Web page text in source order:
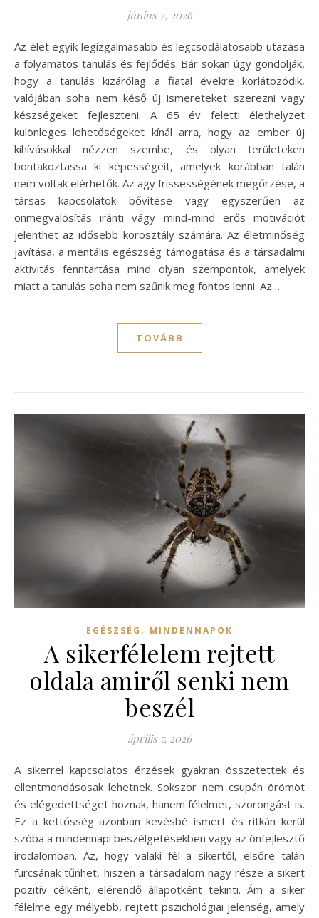
június 2, 2026
Az élet egyik legizgalmasabb és legcsodálatosabb utazása
a folyamatos tanulás és fejlődés. Bár sokan úgy gondolják,
hogy a tanulás kizárólag a fiatal évekre korlátozódik,
valójában soha nem késő új ismereteket szerezni vagy
készségeket fejleszteni. A 65 év feletti élethelyzet
különleges lehetőségeket kínál arra, hogy az ember új
kihívásokkal nézzen szembe, és olyan területeken
bontakoztassa ki képességeit, amelyek korábban talán
nem voltak elérhetők. Az agy frissességének megőrzése, a
társas kapcsolatok bővítése vagy egyszerűen az
önmegvalósítás iránti vágy mind-mind erős motivációt
jelenthet az idősebb korosztály számára. Az életminőség
javítása, a mentális egészség támogatása és a társadalmi
aktivitás fenntartása mind olyan szempontok, amelyek
miatt a tanulás soha nem szűnik meg fontos lenni. Az…
TOVÁBB
EGÉSZSÉG , MINDENNAPOK
A sikerfélelem rejtett
oldala amiről senki nem
beszél
április 7, 2026
A sikerrel kapcsolatos érzések gyakran összetettek és
ellentmondásosak lehetnek. Sokszor nem csupán örömöt
és elégedettséget hoznak, hanem félelmet, szorongást is.
Ez a kettősség azonban kevésbé ismert és ritkán kerül
szóba a mindennapi beszélgetésekben vagy az önfejlesztő
irodalomban. Az, hogy valaki fél a sikertől, elsőre talán
furcsának tűnhet, hiszen a társadalom nagy része a sikert
pozitív célként, elérendő állapotként tekinti. Ám a siker
félelme egy mélyebb, rejtett pszichológiai jelenség, amely